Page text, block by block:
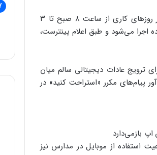
این هشدار صرفاً برای کاربران ۱۳ تا ۱۷ ساله در ایالات متحده و کانادا، و تنها در روزهای کاری از ساعت ۸ صبح تا ۳
اجرا می‌شود و طبق اعلام پینترست،
ترویج عادات دیجیتالی سالم میان
پیام‌های مکرر «استراحت کنید» در
استفاده از موبایل در مدارس نیز